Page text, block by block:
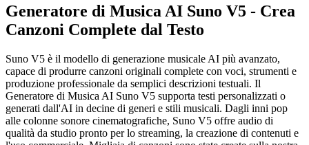
Generatore di Musica AI Suno V5 - Crea
Canzoni Complete dal Testo
Suno V5 è il modello di generazione musicale AI più avanzato,
capace di produrre canzoni originali complete con voci, strumenti e
produzione professionale da semplici descrizioni testuali. Il
Generatore di Musica AI Suno V5 supporta testi personalizzati o
generati dall'AI in decine di generi e stili musicali. Dagli inni pop
alle colonne sonore cinematografiche, Suno V5 offre audio di
qualità da studio pronto per lo streaming, la creazione di contenuti e